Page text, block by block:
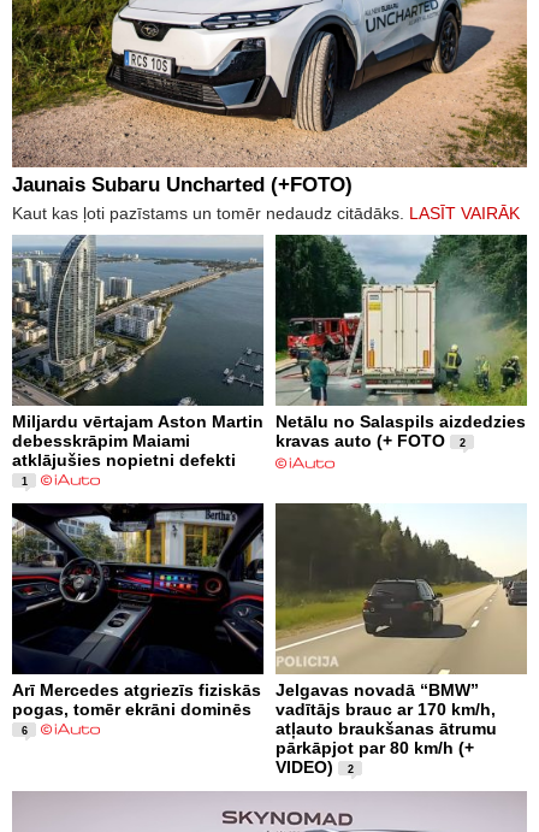
Jaunais Subaru Uncharted (+FOTO)
Kaut kas ļoti pazīstams un tomēr nedaudz citādāks. LASĪT VAIRĀK
Miljardu vērtajam Aston Martin
debesskrāpim Maiami
atklājušies nopietni defekti
1
Netālu no Salaspils aizdedzies
kravas auto (+ FOTO
2
Arī Mercedes atgriezīs fiziskās
pogas, tomēr ekrāni dominēs
6
Jelgavas novadā “BMW”
vadītājs brauc ar 170 km/h,
atļauto braukšanas ātrumu
pārkāpjot par 80 km/h (+
VIDEO)
2